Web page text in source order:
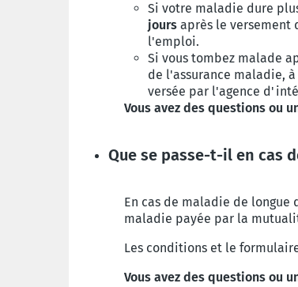
Si votre maladie dure
jours après le versement
l'emploi.
Si vous tombez malade
de l'assurance maladie,
versée par l'agence
Vous avez des questions ou
Que se passe-t-il en cas
En cas de maladie de
maladie payée par la
Les conditions et le
Vous avez des questions ou